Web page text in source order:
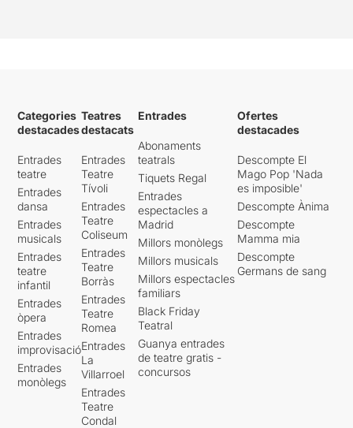
Categories
destacades
Entrades
teatre
Entrades
dansa
Entrades
musicals
Entrades
teatre
infantil
Entrades
òpera
Entrades
improvisació
Entrades
monòlegs
Teatres
destacats
Entrades
Teatre
Tívoli
Entrades
Teatre
Coliseum
Entrades
Teatre
Borràs
Entrades
Teatre
Romea
Entrades
La
Villarroel
Entrades
Teatre
Condal
Entrades
Abonaments
teatrals
Tiquets Regal
Entrades
espectacles a
Madrid
Millors monòlegs
Millors musicals
Millors espectacles
familiars
Black Friday
Teatral
Guanya entrades
de teatre gratis -
concursos
Ofertes
destacades
Descompte El
Mago Pop 'Nada
es imposible'
Descompte Ànima
Descompte
Mamma mia
Descompte
Germans de sang